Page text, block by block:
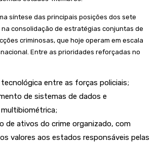
síntese das principais posições dos sete
consolidação de estratégias conjuntas de
criminosas, que hoje operam em escala
Entre as prioridades reforçadas no
entre as forças policiais;
de sistemas de dados e
de ativos do crime organizado, com
valores aos estados responsáveis pelas